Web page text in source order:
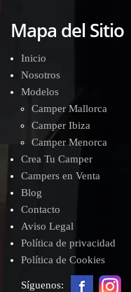
Mapa del Sitio
Inicio
Nosotros
Modelos
Camper Mallorca
Camper Ibiza
Camper Menorca
Crea Tu Camper
Campers en Venta
Blog
Contacto
Aviso Legal
Política de privacidad
Política de Cookies
Síguenos: